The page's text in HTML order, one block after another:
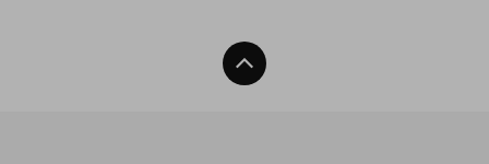
Back To Top